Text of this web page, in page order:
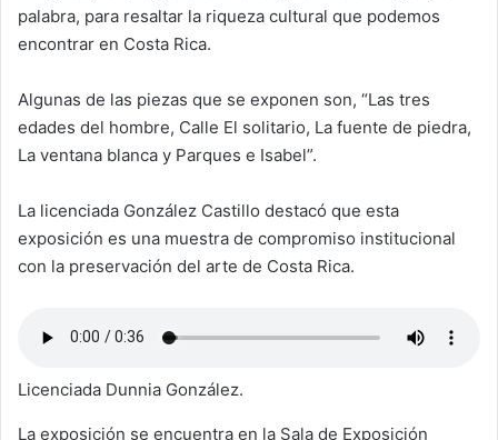
palabra, para resaltar la riqueza cultural que podemos
encontrar en Costa Rica.
Algunas de las piezas que se exponen son, “Las tres
edades del hombre, Calle El solitario, La fuente de piedra,
La ventana blanca y Parques e Isabel”.
La licenciada González Castillo destacó que esta
exposición es una muestra de compromiso institucional
con la preservación del arte de Costa Rica.
Licenciada Dunnia González.
La exposición se encuentra en la Sala de Exposición